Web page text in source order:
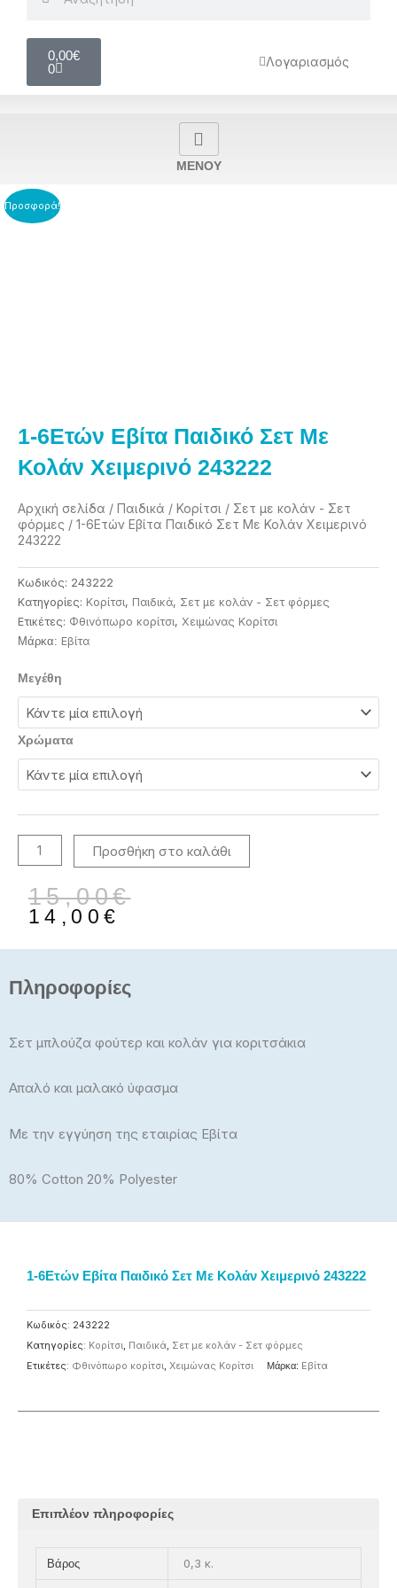
0,00€
0
Λογαριασμός
MENOY
Προσφορά!
1-6Eτών Εβίτα Παιδικό Σετ Με
Κολάν Χειμερινό 243222
Αρχική σελίδα / Παιδικά / Κορίτσι / Σετ με κολάν - Σετ
φόρμες / 1-6Eτών Εβίτα Παιδικό Σετ Με Κολάν Χειμερινό
243222
Κωδικός: 243222
Κατηγορίες: Κορίτσι, Παιδικά, Σετ με κολάν - Σετ φόρμες
Ετικέτες: Φθινόπωρο κορίτσι, Χειμώνας Κορίτσι
Μάρκα: Eβίτα
Μεγέθη
Χρώματα
1-
6Eτών
Εβίτα
Παιδικό
Με
Κολάν
Χειμερινό
243222
ποσότητα
Προσθήκη στο καλάθι
15,00€
Original
price
was:
15,00€.
14,00 €
Η
τρέχουσα
τιμή
είναι:
14,00€.
Πληροφορίες
Σετ μπλούζα φούτερ και κολάν για κοριτσάκια
Απαλό και μαλακό ύφασμα
Με την εγγύηση της εταιρίας Εβίτα
80% Cotton 20% Polyester
1-6Eτών Εβίτα Παιδικό Σετ Με Κολάν Χειμερινό 243222
Κωδικός: 243222
Κατηγορίες: Κορίτσι, Παιδικά, Σετ με κολάν - Σετ φόρμες
Ετικέτες: Φθινόπωρο κορίτσι, Χειμώνας Κορίτσι Μάρκα: Eβίτα
Επιπλέον πληροφορίες
Βάρος 0,3 κ.